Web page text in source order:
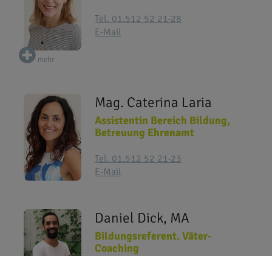
mehr
Tel. 01.512 52 21-28
E-Mail
Mag. Caterina Laria
Assistentin Bereich Bildung,
Betreuung Ehrenamt
Tel. 01.512 52 21-23
E-Mail
Daniel Dick, MA
Bildungsreferent. Väter-
Coaching